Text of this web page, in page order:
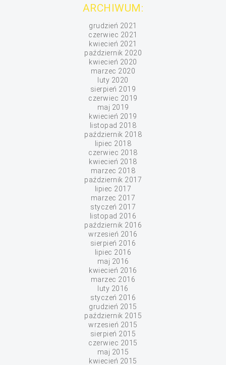
ARCHIWUM:
grudzień 2021
czerwiec 2021
kwiecień 2021
październik 2020
kwiecień 2020
marzec 2020
luty 2020
sierpień 2019
czerwiec 2019
maj 2019
kwiecień 2019
listopad 2018
październik 2018
lipiec 2018
czerwiec 2018
kwiecień 2018
marzec 2018
październik 2017
lipiec 2017
marzec 2017
styczeń 2017
listopad 2016
październik 2016
wrzesień 2016
sierpień 2016
lipiec 2016
maj 2016
kwiecień 2016
marzec 2016
luty 2016
styczeń 2016
grudzień 2015
październik 2015
wrzesień 2015
sierpień 2015
czerwiec 2015
maj 2015
kwiecień 2015